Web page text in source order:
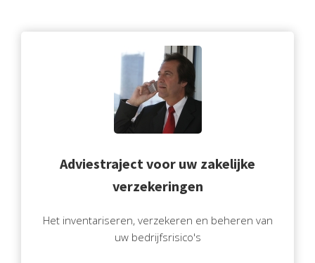
Adviestraject voor uw zakelijke
verzekeringen
Het inventariseren, verzekeren en beheren van
uw bedrijfsrisico's